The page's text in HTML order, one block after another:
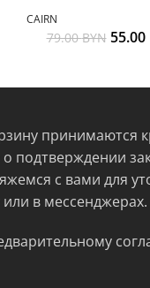
CAIRN
79.00BYN 55.00
принимаются
подтверждении
с вами для
в мессенджерах.